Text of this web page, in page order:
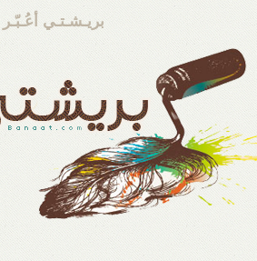
بريـشـتـي أعُـبّـر